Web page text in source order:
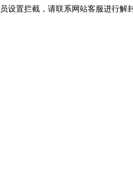
设置拦截，请联系网站客服进行解封